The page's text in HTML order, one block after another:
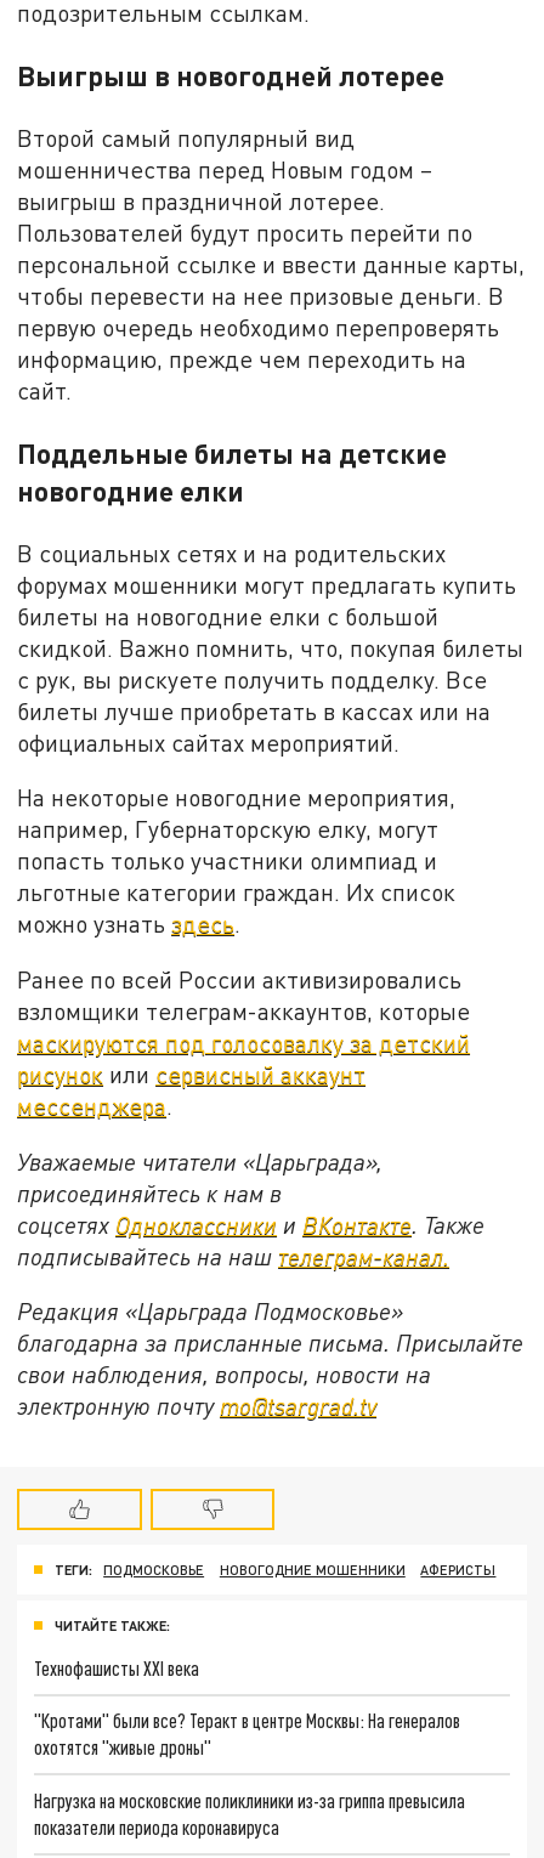
подозрительным ссылкам.
Выигрыш в новогодней лотерее
Второй самый популярный вид
мошенничества перед Новым годом –
выигрыш в праздничной лотерее.
Пользователей будут просить перейти по
персональной ссылке и ввести данные карты,
чтобы перевести на нее призовые деньги. В
первую очередь необходимо перепроверять
информацию, прежде чем переходить на
сайт.
Поддельные билеты на детские
новогодние елки
В социальных сетях и на родительских
форумах мошенники могут предлагать купить
билеты на новогодние елки с большой
скидкой. Важно помнить, что, покупая билеты
с рук, вы рискуете получить подделку. Все
билеты лучше приобретать в кассах или на
официальных сайтах мероприятий.
На некоторые новогодние мероприятия,
например, Губернаторскую елку, могут
попасть только участники олимпиад и
льготные категории граждан. Их список
можно узнатьздесь.
Ранее по всей России активизировались
взломщики телеграм-аккаунтов, которые
маскируются под голосовалку за детский
рисунок или сервисный аккаунт
мессенджера.
Уважаемые читатели «Царьграда»,
присоединяйтесь к нам в
соцсетях Одноклассники и ВКонтакте. Также
подписывайтесь на наш телеграм-канал.
Редакция «Царьграда Подмосковье»
благодарна за присланные письма. Присылайте
свои наблюдения, вопросы, новости на
электронную почту mo@tsargrad.tv
ТЕГИ: ПОДМОСКОВЬЕ НОВОГОДНИЕ МОШЕННИКИ АФЕРИСТЫ
ЧИТАЙТЕ ТАКЖЕ:
Технофашисты XXI века
"Кротами" были все? Теракт в центре Москвы: На генералов
охотятся "живые дроны"
Нагрузка на московские поликлиники из-за гриппа превысила
показатели периода коронавируса